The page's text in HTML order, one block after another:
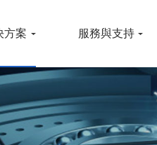
方案 服務與支持